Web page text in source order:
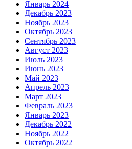
Январь 2024
Декабрь 2023
Ноябрь 2023
Октябрь 2023
Сентябрь 2023
Август 2023
Июль 2023
Июнь 2023
Май 2023
Апрель 2023
Март 2023
Февраль 2023
Январь 2023
Декабрь 2022
Ноябрь 2022
Октябрь 2022